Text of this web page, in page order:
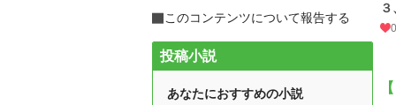
３
0
このコンテンツについて報告する
投稿小説
あなたにおすすめの小説